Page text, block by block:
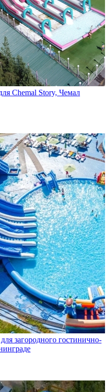
Chemal Story, Чемал
загородного гостинично-